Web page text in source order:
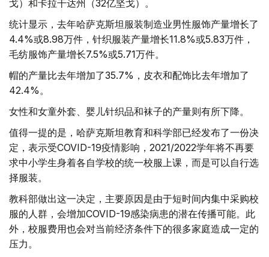
戈）和卡拉干达州（32亿坚戈）。
统计显示，去年哈萨克斯坦服装制造业男性服饰产量增长了
4.4%或8.98万件，针织服装产量增长11.8%或5.83万件，
毛纺服饰产量增长7.5%或5.71万件。
帽的产量比去年增加了35.7%，皮衣和配饰比去年增加了
42.4%。
女性和女童外套、婴儿针织品和袜子的产量则有所下降。
值得一提的是，哈萨克斯坦教育和科学部已经发布了一份决
定，表示受COVID-19疫情影响，2021/2022学年将不再要
求中小学生身着各自学校的统一校服上课，而是可以自行选
择服装。
教科部做出这一决定，主要原因是由于短时间内集中采购校
服的人群，会增加COVID-19感染病患的潜在传播可能。此
外，校服费用也会对当前经济条件下的很多家庭造成一定的
压力。